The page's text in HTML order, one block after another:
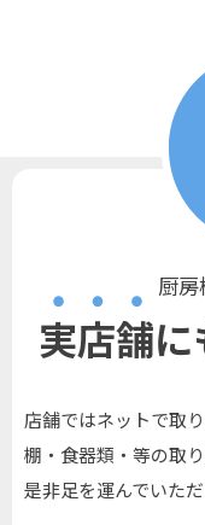
厨
実店舗
店舗ではネットで取
棚・食器類・等の取
是非足を運んでいた